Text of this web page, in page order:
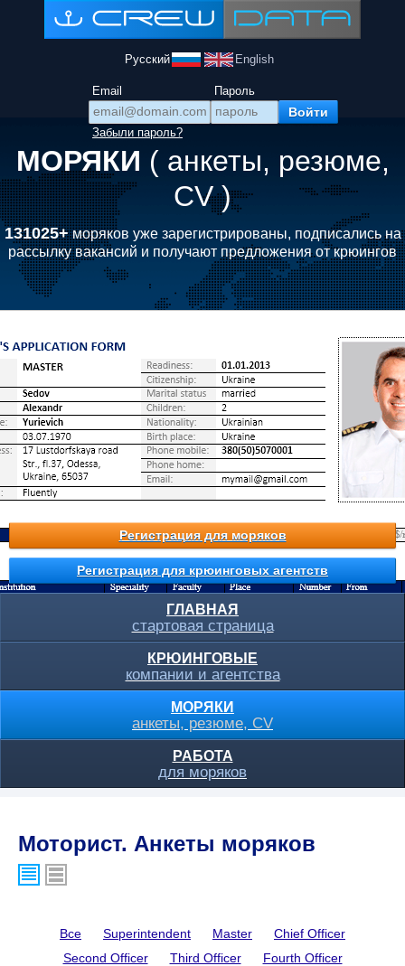
Русский English
Email Пароль
Забыли пароль?
МОРЯКИ ( анкеты, резюме,
CV )
131025+моряков уже зарегистрированы, подписались на
рассылку вакансий и получают предложения от крюингов
Регистрация для моряков
Регистрация для крюинговых агентств
ГЛАВНАЯ
стартовая страница
КРЮИНГОВЫЕ
компании и агентства
МОРЯКИ
анкеты, резюме, CV
РАБОТА
для моряков
Моторист. Анкеты моряков
Все Superintendent Master
Chief Officer
Second Officer
Third Officer
Fourth Officer